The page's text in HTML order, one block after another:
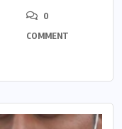
0
COMMENT